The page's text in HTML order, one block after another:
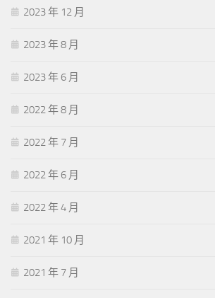
2023 年 12 月
2023 年 8 月
2023 年 6 月
2022 年 8 月
2022 年 7 月
2022 年 6 月
2022 年 4 月
2021 年 10 月
2021 年 7 月